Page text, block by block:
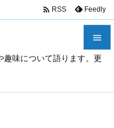
味について語ります。更



 RSS Feedly